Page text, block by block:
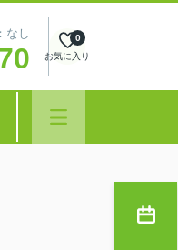
なし
お気に入り
0